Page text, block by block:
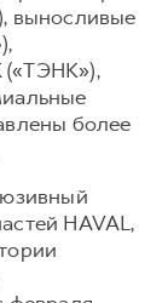
выносливые
(«ТЭНК»),
более
HAVAL,